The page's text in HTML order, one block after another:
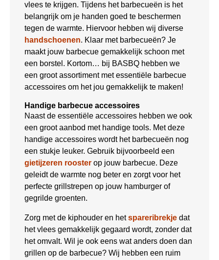
vlees te krijgen. Tijdens het barbecueën is het
belangrijk om je handen goed te beschermen
tegen de warmte. Hiervoor hebben wij diverse
handschoenen. Klaar met barbecueën? Je
maakt jouw barbecue gemakkelijk schoon met
een borstel. Kortom… bij BASBQ hebben we
een groot assortiment met essentiële barbecue
accessoires om het jou gemakkelijk te maken!
Handige barbecue accessoires
Naast de essentiële accessoires hebben we ook
een groot aanbod met handige tools. Met deze
handige accessoires wordt het barbecueën nog
een stukje leuker. Gebruik bijvoorbeeld een
gietijzeren rooster op jouw barbecue. Deze
geleidt de warmte nog beter en zorgt voor het
perfecte grillstrepen op jouw hamburger of
gegrilde groenten.
Zorg met de kiphouder en hetspareribrekje dat
het vlees gemakkelijk gegaard wordt, zonder dat
het omvalt. Wil je ook eens wat anders doen dan
grillen op de barbecue? Wij hebben een ruim